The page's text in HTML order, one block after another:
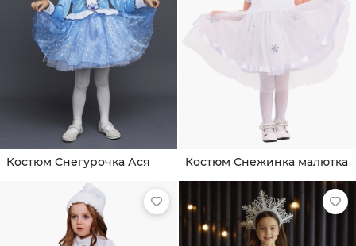
Костюм Снегурочка Ася Костюм Снежинка малютка